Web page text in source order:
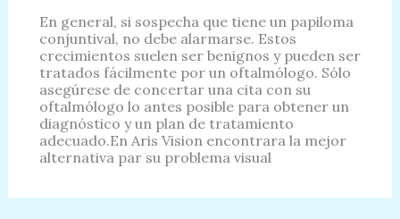
En general, si sospecha que tiene un papiloma
conjuntival, no debe alarmarse. Estos
crecimientos suelen ser benignos y pueden ser
tratados fácilmente por un oftalmólogo. Sólo
asegúrese de concertar una cita con su
oftalmólogo lo antes posible para obtener un
diagnóstico y un plan de tratamiento
adecuado.En Aris Vision encontrara la mejor
alternativa par su problema visual